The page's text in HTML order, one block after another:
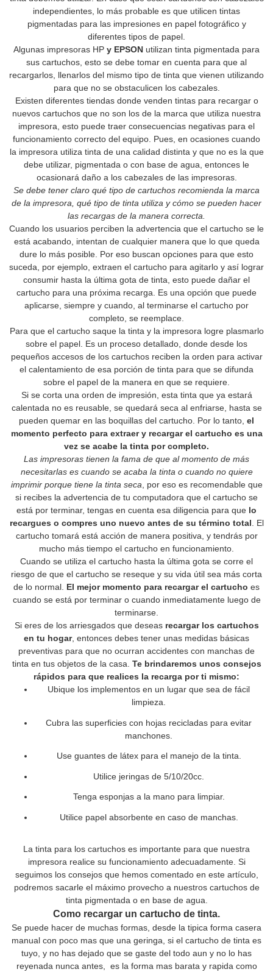
independientes, lo más probable es que utilicen tintas
pigmentadas para las impresiones en papel fotográfico y
diferentes tipos de papel.
Algunas impresoras HP y EPSON utilizan tinta pigmentada para
sus cartuchos, esto se debe tomar en cuenta para que al
recargarlos, llenarlos del mismo tipo de tinta que vienen utilizando
para que no se obstaculicen los cabezales.
Existen diferentes tiendas donde venden tintas para recargar o
nuevos cartuchos que no son los de la marca que utiliza nuestra
impresora, esto puede traer consecuencias negativas para el
funcionamiento correcto del equipo. Pues, en ocasiones cuando
la impresora utiliza tinta de una calidad distinta y que no es la que
debe utilizar, pigmentada o con base de agua, entonces le
ocasionará daño a los cabezales de las impresoras.
Se debe tener claro qué tipo de cartuchos recomienda la marca
de la impresora, qué tipo de tinta utiliza y cómo se pueden hacer
las recargas de la manera correcta.
Cuando los usuarios perciben la advertencia que el cartucho se le
está acabando, intentan de cualquier manera que lo que queda
dure lo más posible. Por eso buscan opciones para que esto
suceda, por ejemplo, extraen el cartucho para agitarlo y así lograr
consumir hasta la última gota de tinta, esto puede dañar el
cartucho para una próxima recarga. Es una opción que puede
aplicarse, siempre y cuando, al terminarse el cartucho por
completo, se reemplace.
Para que el cartucho saque la tinta y la impresora logre plasmarlo
sobre el papel. Es un proceso detallado, donde desde los
pequeños accesos de los cartuchos reciben la orden para activar
el calentamiento de esa porción de tinta para que se difunda
sobre el papel de la manera en que se requiere.
Si se corta una orden de impresión, esta tinta que ya estará
calentada no es reusable, se quedará seca al enfriarse, hasta se
pueden quemar en las boquillas del cartucho. Por lo tanto, el
momento perfecto para extraer y recargar el cartucho es una
vez se acabe la tinta por completo.
Las impresoras tienen la fama de que al momento de más
necesitarlas es cuando se acaba la tinta o cuando no quiere
imprimir porque tiene la tinta seca , por eso es recomendable que
si recibes la advertencia de tu computadora que el cartucho se
está por terminar, tengas en cuenta esa diligencia para que lo
recargues o compres uno nuevo antes de su término total . El
cartucho tomará está acción de manera positiva, y tendrás por
mucho más tiempo el cartucho en funcionamiento.
Cuando se utiliza el cartucho hasta la última gota se corre el
riesgo de que el cartucho se reseque y su vida útil sea más corta
de lo normal. El mejor momento para recargar el cartucho es
cuando se está por terminar o cuando inmediatamente luego de
terminarse.
Si eres de los arriesgados que deseas recargar los cartuchos
en tu hogar, entonces debes tener unas medidas básicas
preventivas para que no ocurran accidentes con manchas de
tinta en tus objetos de la casa. Te brindaremos unos consejos
rápidos para que realices la recarga por ti mismo:
Ubique los implementos en un lugar que sea de fácil
limpieza.
Cubra las superficies con hojas recicladas para evitar
manchones.
Use guantes de látex para el manejo de la tinta.
Utilice jeringas de 5/10/20cc.
Tenga esponjas a la mano para limpiar.
Utilice papel absorbente en caso de manchas.
La tinta para los cartuchos es importante para que nuestra
impresora realice su funcionamiento adecuadamente. Si
seguimos los consejos que hemos comentado en este artículo,
podremos sacarle el máximo provecho a nuestros cartuchos de
tinta pigmentada o en base de agua.
Como recargar un cartucho de tinta.
Se puede hacer de muchas formas, desde la tipica forma casera
manual con poco mas que una geringa, si el cartucho de tinta es
tuyo, y no has dejado que se gaste del todo aun y no lo has
reyenada nunca antes, es la forma mas barata y rapida como